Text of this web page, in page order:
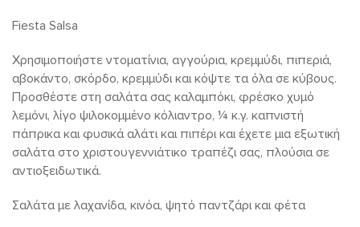
Fiesta Salsa
Χρησιμοποιήστε ντοματίνια, αγγούρια, κρεμμύδι, πιπεριά,
αβοκάντο, σκόρδο, κρεμμύδι και κόψτε τα όλα σε κύβους.
Προσθέστε στη σαλάτα σας καλαμπόκι, φρέσκο χυμό
λεμόνι, λίγο ψιλοκομμένο κόλιαντρο, ¼ κ.γ. καπνιστή
πάπρικα και φυσικά αλάτι και πιπέρι και έχετε μια εξωτική
σαλάτα στο χριστουγεννιάτικο τραπέζι σας, πλούσια σε
αντιοξειδωτικά.
Σαλάτα με λαχανίδα, κινόα, ψητό παντζάρι και φέτα